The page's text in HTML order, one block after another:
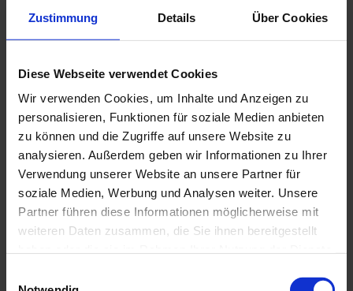
Zustimmung Details Über Cookies
Diese Webseite verwendet Cookies
Wir verwenden Cookies, um Inhalte und Anzeigen zu
personalisieren, Funktionen für soziale Medien anbieten
zu können und die Zugriffe auf unsere Website zu
analysieren. Außerdem geben wir Informationen zu Ihrer
Verwendung unserer Website an unsere Partner für
soziale Medien, Werbung und Analysen weiter. Unsere
Partner führen diese Informationen möglicherweise mit
weiteren Daten zusammen, die Sie ihnen bereitgestellt